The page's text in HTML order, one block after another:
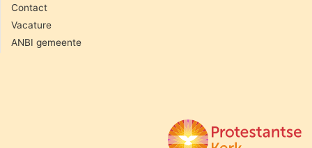
Contact
Vacature
ANBI gemeente